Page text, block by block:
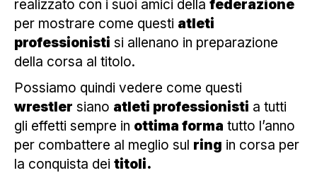
realizzato con i suoi amici della federazione
per mostrare come questi atleti
professionisti si allenano in preparazione
della corsa al titolo.
Possiamo quindi vedere come questi
wrestler siano atleti professionisti a tutti
gli effetti sempre in ottima forma tutto l’anno
per combattere al meglio sul ring in corsa per
la conquista dei titoli.